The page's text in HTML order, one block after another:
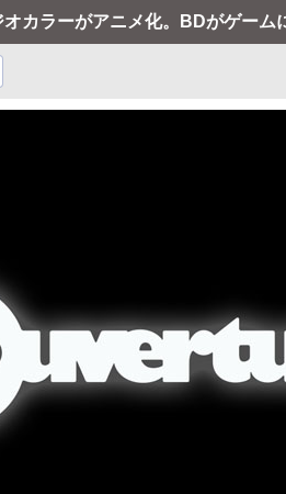
カラーがアニメ化。BDがゲーム